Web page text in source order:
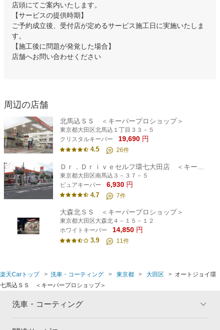
店頭にてご案内いたします。
【サービスの提供時期】
ご予約成立後、受付店が定めるサービス施工日に実施いたしま
す。
【施工後に問題が発覚した場合】
店舗へお問い合わせください
周辺の店舗
北馬込ＳＳ ＜キーパープロショップ＞
東京都大田区北馬込１丁目３３－５
クリスタルキーパー
19,690 円
4.5 26件
東京都大田区南馬込３－３７－５
ピュアキーパー
6,930 円
4.7 7件
大森北ＳＳ ＜キーパープロショップ＞
東京都大田区大森北４－１５－１２
ホワイトキーパー
14,850 円
3.9 11件
楽天Carトップ 洗車・コーティング 東京都 大田区
オートジョイ環
七馬込ＳＳ ＜キーパープロショップ＞
洗車・コーティング